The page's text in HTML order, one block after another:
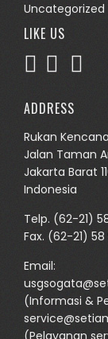
Uncategorized
LIKE US
ADDRESS
Rukan
Jalan Taman
Jakarta Barat
Indonesia
Telp. (62-21)
Fax. (62-21) 58
Email:
(Informasi &